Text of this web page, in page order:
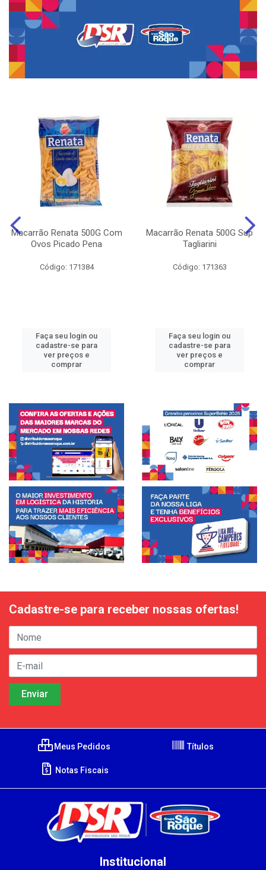
Macarrão Renata 500G Com
Ovos Picado Pena
Código: 171384
Faça seu login ou
cadastre-se para
ver preços e
comprar
Macarrão Renata 500G Sup
Tagliarini
Código: 171363
Faça seu login ou
cadastre-se para
ver preços e
comprar
Cadastre-se para receber nossas ofertas!
Meus Pedidos Títulos
Notas Fiscais
Institucional